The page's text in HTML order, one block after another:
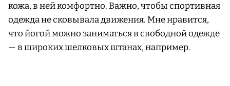
кожа, в ней комфортно. Важно, чтобы спортивная
одежда не сковывала движения. Мне нравится,
что йогой можно заниматься в свободной одежде
— в широких шелковых штанах, например.